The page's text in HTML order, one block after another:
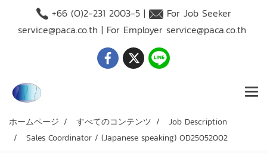
+66 (O)2-231 2003-5 |
For Job Seeker
service@paca.co.th | For Employer service@paca.co.th
ホームページ すべてのコンテンツ
Job Description
Sales Coordinator / (Japanese speaking) OD25052002